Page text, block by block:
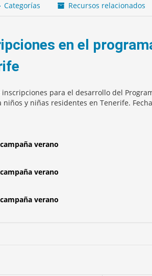
Categorías Recursos relacionados
en el
para el desarrollo del
y niñas residentes en Tenerife.
verano
verano
verano